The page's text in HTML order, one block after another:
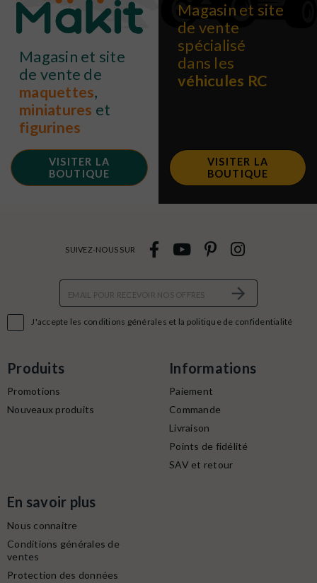
Magasin et site
de vente de
maquettes,
miniatures et
figurines
VISITER LA
BOUTIQUE
Magasin et site
de vente
spécialisé
dans les
véhicules RC
VISITER LA
BOUTIQUE
J'accepte les conditions générales et la politique de confidentialité
SUIVEZ-NOUS SUR
Produits
Promotions
Nouveaux produits
Informations
Paiement
Commande
Livraison
Points de fidélité
SAV et retour
En savoir plus
Nous connaitre
Conditions générales de
ventes
Protection des données